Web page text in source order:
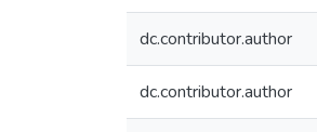
dc.contributor.author
dc.contributor.author